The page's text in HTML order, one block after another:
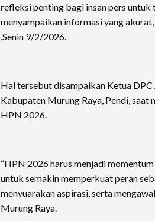
refleksi penting bagi insan pers
menyampaikan informasi yang
,Senin 9/2/2026.
Hal tersebut disampaikan Ketua
Kabupaten Murung Raya, Pendi,
HPN 2026.
“HPN 2026 harus menjadi
untuk semakin memperkuat peran
menyuarakan aspirasi, serta
Murung Raya.